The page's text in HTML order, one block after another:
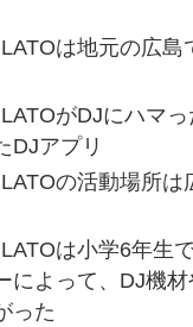
は地元の広島
がDJにハマ
DJアプリ
の活動場所は
は小学6年生
によって、DJ機
った